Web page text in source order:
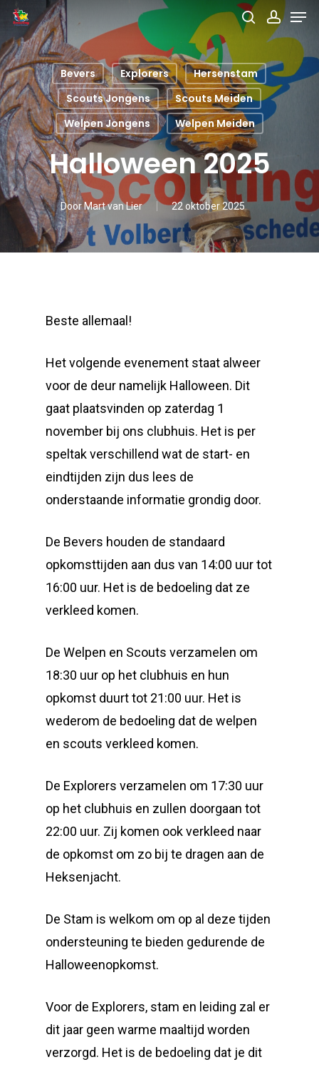
Skip
main
content
search
Bevers Explorers
Hersenstam
Scouts Jongens
Scouts Meiden
Welpen Jongens
Welpen Meiden
Halloween 2025
DoorMart van Lier 22 oktober 2025
Beste allemaal!
Het volgende evenement staat alweer
voor de deur namelijk Halloween. Dit
gaat plaatsvinden op zaterdag 1
november bij ons clubhuis. Het is per
speltak verschillend wat de start- en
eindtijden zijn dus lees de
onderstaande informatie grondig door.
De Bevers houden de standaard
opkomsttijden aan dus van 14:00 uur tot
16:00 uur. Het is de bedoeling dat ze
verkleed komen.
De Welpen en Scouts verzamelen om
18:30 uur op het clubhuis en hun
opkomst duurt tot 21:00 uur. Het is
wederom de bedoeling dat de welpen
en scouts verkleed komen.
De Explorers verzamelen om 17:30 uur
op het clubhuis en zullen doorgaan tot
22:00 uur. Zij komen ook verkleed naar
de opkomst om zo bij te dragen aan de
Heksenjacht.
De Stam is welkom om op al deze tijden
ondersteuning te bieden gedurende de
Halloweenopkomst.
Voor de Explorers, stam en leiding zal er
dit jaar geen warme maaltijd worden
verzorgd. Het is de bedoeling dat je dit